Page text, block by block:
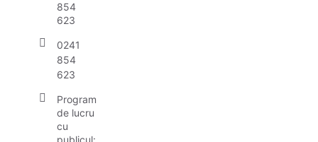
854
623
0241
854
623
Program
de lucru
cu
publicul: